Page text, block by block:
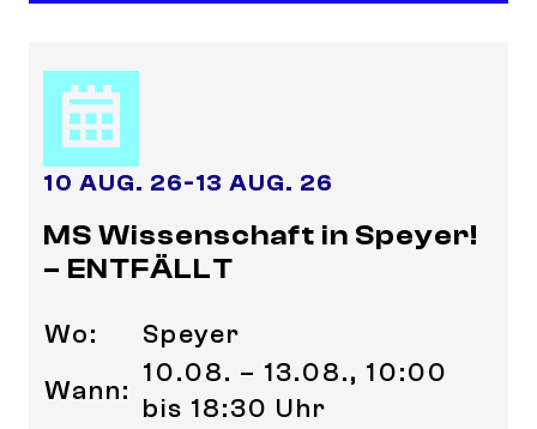
10 AUG. 26-13 AUG. 26
MS Wissenschaft in Speyer!
– ENTFÄLLT
Wo:
Speyer
Wann:
10.08. – 13.08., 10:00
bis 18:30 Uhr